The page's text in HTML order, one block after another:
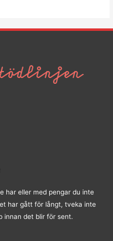
har eller med pengar du inte
har gått för långt, tveka inte
innan det blir för sent.